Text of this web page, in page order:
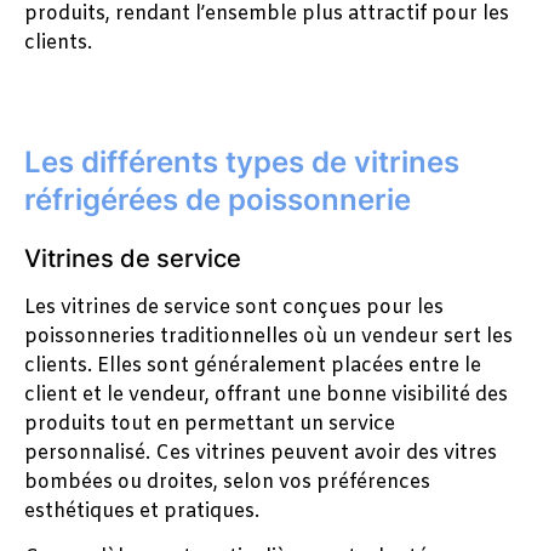
produits, rendant l’ensemble plus attractif pour les
clients.
Les différents types de vitrines
réfrigérées de poissonnerie
Vitrines de service
Les vitrines de service sont conçues pour les
poissonneries traditionnelles où un vendeur sert les
clients. Elles sont généralement placées entre le
client et le vendeur, offrant une bonne visibilité des
produits tout en permettant un service
personnalisé. Ces vitrines peuvent avoir des vitres
bombées ou droites, selon vos préférences
esthétiques et pratiques.